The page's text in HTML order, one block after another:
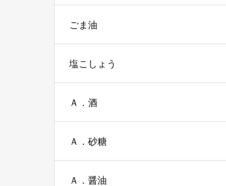
ごま油
塩こしょう
Ａ．酒
Ａ．砂糖
Ａ．醤油